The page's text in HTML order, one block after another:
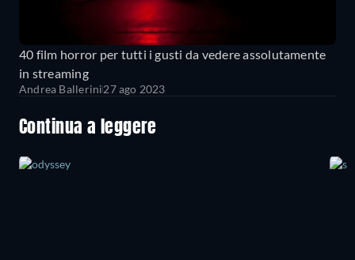
40 film horror per tutti i gusti da vedere assolutamente
in streaming
Andrea Ballerini27 ago 2023
Continua a leggere